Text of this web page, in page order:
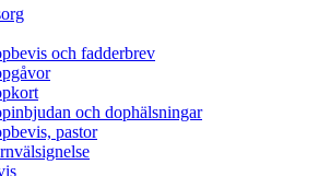
och fadderbrev
och dophälsningar
pastor